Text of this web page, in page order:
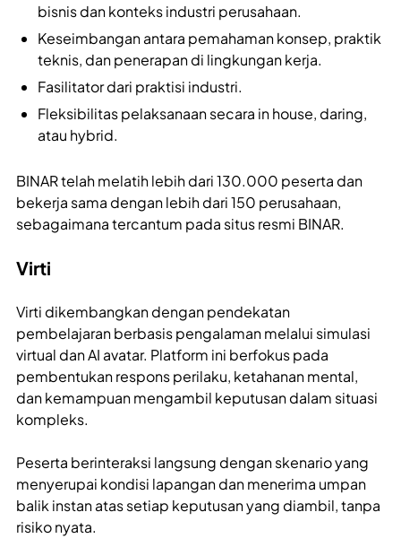
bisnis dan konteks industri perusahaan.
Keseimbangan antara pemahaman konsep, praktik
teknis, dan penerapan di lingkungan kerja.
Fasilitator dari praktisi industri.
Fleksibilitas pelaksanaan secara in house, daring,
atau hybrid.
BINAR telah melatih lebih dari 130.000 peserta dan
bekerja sama dengan lebih dari 150 perusahaan,
sebagaimana tercantum pada situs resmi BINAR.
Virti
Virti dikembangkan dengan pendekatan
pembelajaran berbasis pengalaman melalui simulasi
virtual dan AI avatar. Platform ini berfokus pada
pembentukan respons perilaku, ketahanan mental,
dan kemampuan mengambil keputusan dalam situasi
kompleks.
Peserta berinteraksi langsung dengan skenario yang
menyerupai kondisi lapangan dan menerima umpan
balik instan atas setiap keputusan yang diambil, tanpa
risiko nyata.